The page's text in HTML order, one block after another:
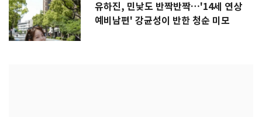
유하진, 민낯도 반짝반짝…'14세 연상
예비남편' 강균성이 반한 청순 미모